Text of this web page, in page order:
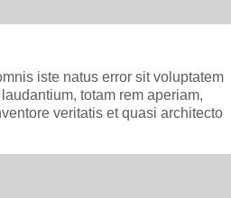
iste natus error sit voluptatem
totam rem aperiam,
veritatis et quasi architecto